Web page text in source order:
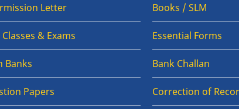
Letter
& Exams
Banks
Papers
Books / SLM
Essential Forms
Bank Challan
Correction of